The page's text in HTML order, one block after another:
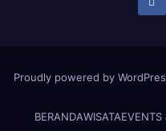
Proudly powered by
BERANDAWISATAEVENTS